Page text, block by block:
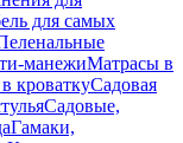
для самых
манежиМатрасы в
кроваткуСадовая
Садовые,
Гамаки,